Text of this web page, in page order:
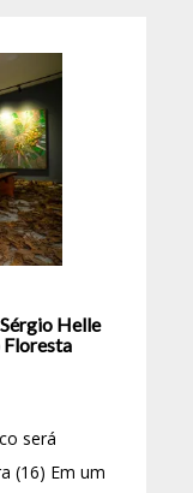
Helle
Floresta
será
(16) Em um